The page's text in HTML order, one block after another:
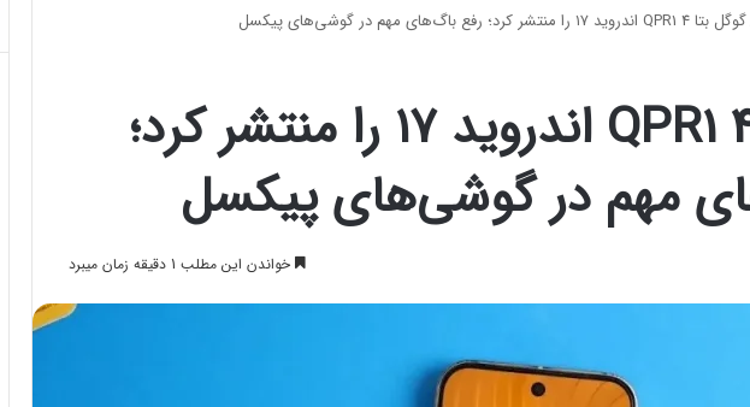
گوگل بتا 4 QPR1 اندروید ۱۷ را منتشر کرد؛ رفع باگ‌های مهم در گوشی‌های پیکسل
گوگل بتا 4 QPR1 اندروید ۱۷ را منتشر کرد؛
مهم در گوشی‌های پیکسل
خواندن این مطلب 1 دقیقه زمان میبرد